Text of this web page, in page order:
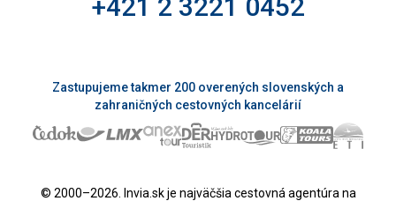
+421 2 3221 0452
Zastupujeme takmer 200 overených slovenských a
zahraničných cestovných kancelárií
© 2000–2026. Invia.sk je najväčšia cestovná agentúra na